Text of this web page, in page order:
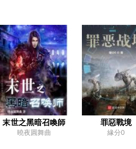
第四十五章 腦對腦數據傳輸
第四十八章 密鑰程序段
第五十一章 希望
第五十四章 天鵝湖
第五十七章 酒鬼，拳佬，大導演
第六十章 心靈網路
末世之黑暗召喚師
曉夜圓舞曲
罪惡戰境
緣分0